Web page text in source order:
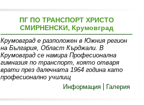
ПГ ПО ТРАНСПОРТ ХРИСТО
СМИРНЕНСКИ, Крумовград
Крумовград е разположен в Южния регион
на България, Област Кърджали. В
Крумовград се намира Професионална
гимназия по транспорт, която отваря
врати през далечната 1964 година като
професионално училищ
Информация
Галерия